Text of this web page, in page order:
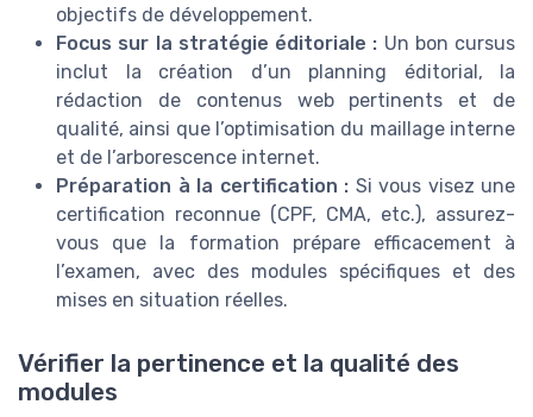
objectifs de développement.
Focus sur la stratégie éditoriale : Un bon cursus
inclut la création d’un planning éditorial, la
rédaction de contenus web pertinents et de
qualité, ainsi que l’optimisation du maillage interne
et de l’arborescence internet.
Préparation à la certification : Si vous visez une
certification reconnue (CPF, CMA, etc.), assurez-
vous que la formation prépare efficacement à
l’examen, avec des modules spécifiques et des
mises en situation réelles.
Vérifier la pertinence et la qualité des
modules